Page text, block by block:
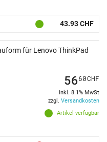
43.93 CHF
für Lenovo ThinkPad
Artikel verfügbar
5660CHF
inkl. 8.1% MwSt
zzgl. Versandkosten